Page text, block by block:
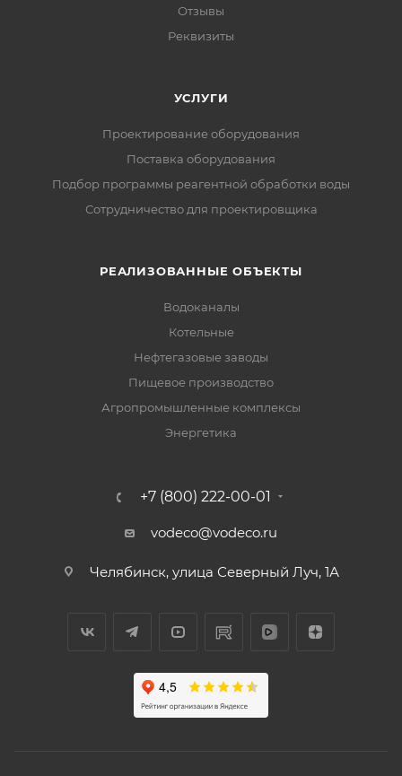
Отзывы
Реквизиты
УСЛУГИ
Проектирование оборудования
Поставка оборудования
Подбор программы реагентной обработки воды
Сотрудничество для проектировщика
РЕАЛИЗОВАННЫЕ ОБЪЕКТЫ
Водоканалы
Котельные
Нефтегазовые заводы
Пищевое производство
Агропромышленные комплексы
Энергетика
+7 (800) 222-00-01
vodeco@vodeco.ru
Челябинск, улица Северный Луч, 1А